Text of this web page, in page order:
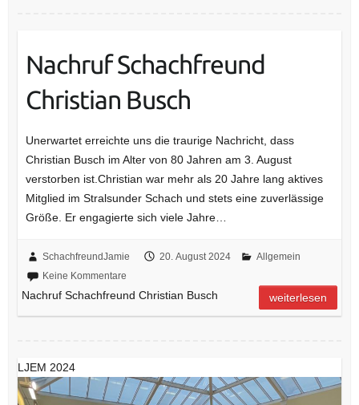
Nachruf Schachfreund
Christian Busch
Unerwartet erreichte uns die traurige Nachricht, dass
Christian Busch im Alter von 80 Jahren am 3. August
verstorben ist.Christian war mehr als 20 Jahre lang aktives
Mitglied im Stralsunder Schach und stets eine zuverlässige
Größe. Er engagierte sich viele Jahre…
SchachfreundJamie 20. August 2024
Allgemein
Keine Kommentare
Nachruf Schachfreund Christian Busch weiterlesen
LJEM 2024